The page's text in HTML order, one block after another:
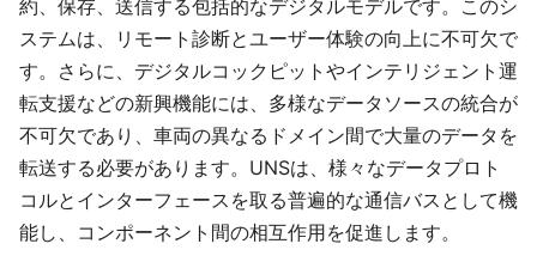
約、保存、送信する包括的なデジタルモデルです。このシ
ステムは、リモート診断とユーザー体験の向上に不可欠で
す。さらに、デジタルコックピットやインテリジェント運
転支援などの新興機能には、多様なデータソースの統合が
不可欠であり、車両の異なるドメイン間で大量のデータを
転送する必要があります。UNSは、様々なデータプロト
コルとインターフェースを取る普遍的な通信バスとして機
能し、コンポーネント間の相互作用を促進します。